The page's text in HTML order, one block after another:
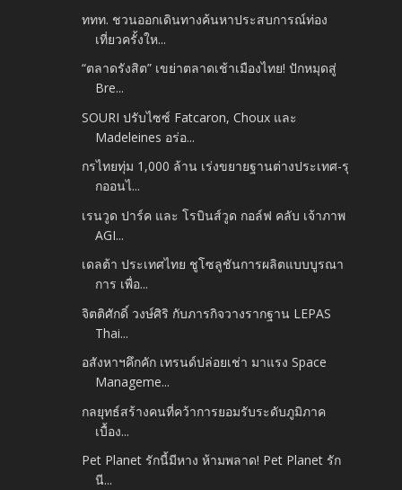
ททท. ชวนออกเดินทางค้นหาประสบการณ์ท่อง
เที่ยวครั้งให...
“ตลาดรังสิต” เขย่าตลาดเช้าเมืองไทย! ปักหมุดสู่
Bre...
SOURI ปรับไซซ์ Fatcaron, Choux และ
Madeleines อร่อ...
กรไทยทุ่ม 1,000 ล้าน เร่งขยายฐานต่างประเทศ-รุ
กออนไ...
เรนวูด ปาร์ค และ โรบินส์วูด กอล์ฟ คลับ เจ้าภาพ
AGI...
เดลต้า ประเทศไทย ชูโซลูชันการผลิตแบบบูรณา
การ เพื่อ...
จิตติศักดิ์ วงษ์ศิริ กับภารกิจวางรากฐาน LEPAS
Thai...
อสังหาฯคึกคัก เทรนด์ปล่อยเช่า มาแรง Space
Manageme...
กลยุทธ์สร้างคนที่คว้าการยอมรับระดับภูมิภาค
เบื้อง...
Pet Planet รักนี้มีหาง ห้ามพลาด! Pet Planet รัก
นี...